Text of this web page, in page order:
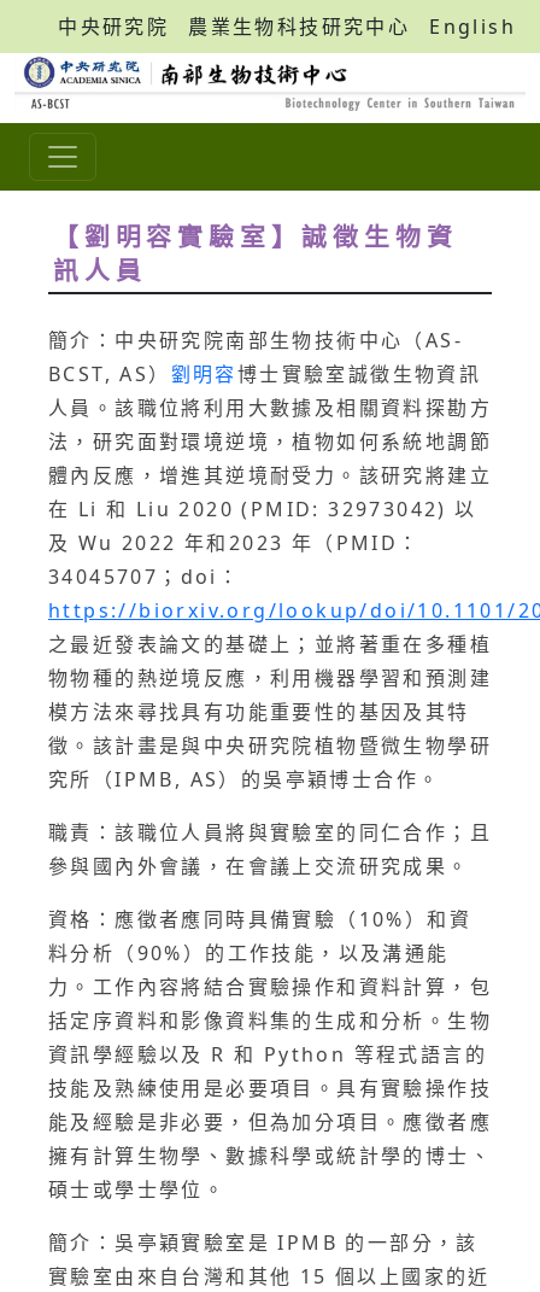
中央研究院 農業生物科技研究中心 English
【劉明容實驗室】誠徵生物資
訊人員
簡介：中央研究院南部生物技術中心（AS-
BCST, AS） 劉明容博士實驗室誠徵生物資訊
人員。該職位將利用大數據及相關資料探勘方
法，研究面對環境逆境，植物如何系統地調節
體內反應，增進其逆境耐受力。該研究將建立
在 Li 和 Liu 2020 (PMID: 32973042) 以
及 Wu 2022 年和2023 年（PMID：
34045707；doi：
https://biorxiv.org/lookup/doi/10.1101/
之最近發表論文的基礎上；並將著重在多種植
物物種的熱逆境反應，利用機器學習和預測建
模方法來尋找具有功能重要性的基因及其特
徵。該計畫是與中央研究院植物暨微生物學研
究所（IPMB, AS）的吳亭穎博士合作。
職責：該職位人員將與實驗室的同仁合作；且
參與國內外會議，在會議上交流研究成果。
資格：應徵者應同時具備實驗（10%）和資
料分析（90%）的工作技能，以及溝通能
力。工作內容將結合實驗操作和資料計算，包
括定序資料和影像資料集的生成和分析。生物
資訊學經驗以及 R 和 Python 等程式語言的
技能及熟練使用是必要項目。具有實驗操作技
能及經驗是非必要，但為加分項目。應徵者應
擁有計算生物學、數據科學或統計學的博士、
碩士或學士學位。
簡介：吳亭穎實驗室是 IPMB 的一部分，該
實驗室由來自台灣和其他 15 個以上國家的近